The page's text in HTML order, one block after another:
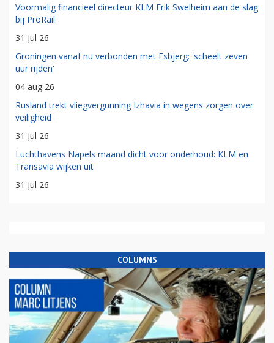
Voormalig financieel directeur KLM Erik Swelheim aan de slag
bij ProRail
31 jul 26
Groningen vanaf nu verbonden met Esbjerg: 'scheelt zeven
uur rijden'
04 aug 26
Rusland trekt vliegvergunning Izhavia in wegens zorgen over
veiligheid
31 jul 26
Luchthavens Napels maand dicht voor onderhoud: KLM en
Transavia wijken uit
31 jul 26
COLUMNS